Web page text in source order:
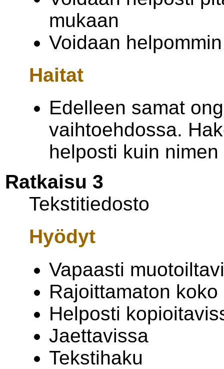
mukaan
Voidaan
Haitat
Edelleen samat
vaihtoehdossa.
helposti kuin
Ratkaisu 3
Tekstitiedosto
Hyödyt
Vapaasti
Rajoittamaton koko
Helposti
Jaettavissa
Tekstihaku